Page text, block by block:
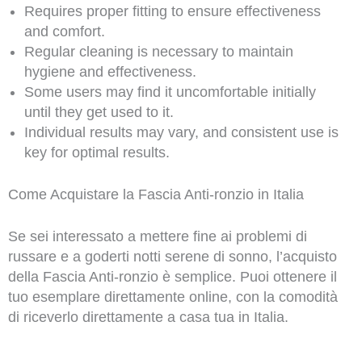
Requires proper fitting to ensure effectiveness
and comfort.
Regular cleaning is necessary to maintain
hygiene and effectiveness.
Some users may find it uncomfortable initially
until they get used to it.
Individual results may vary, and consistent use is
key for optimal results.
Come Acquistare la Fascia Anti-ronzio in Italia
Se sei interessato a mettere fine ai problemi di
russare e a goderti notti serene di sonno, l’acquisto
della Fascia Anti-ronzio è semplice. Puoi ottenere il
tuo esemplare direttamente online, con la comodità
di riceverlo direttamente a casa tua in Italia.